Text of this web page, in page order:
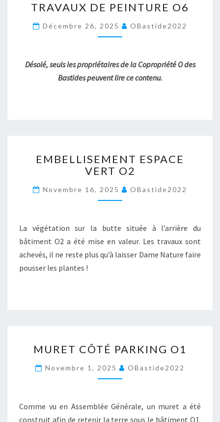
DE
O6
TRAVAUX DE PEINTURE O6
Décembre 26, 2025 OBastide2022
Désolé, seuls les propriétaires de la Copropriété O des
Bastides peuvent lire ce contenu.
ESPACE
VERT
EMBELLISEMENT ESPACE
VERT O2
Novembre 16, 2025 OBastide2022
La végétation sur la butte située à l’arrière du
bâtiment O2 a été mise en valeur. Les travaux sont
achevés, il ne reste plus qu’à laisser Dame Nature faire
pousser les plantes !
CÔTÉ
O1
MURET CÔTÉ PARKING O1
Novembre 1, 2025 OBastide2022
Comme vu en Assemblée Générale, un muret a été
construit afin de retenir la terre sous le bâtiment O1.